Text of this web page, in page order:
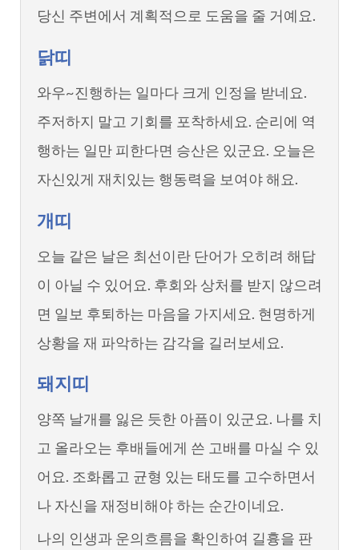
당신 주변에서 계획적으로 도움을 줄 거예요.
닭띠
와우~진행하는 일마다 크게 인정을 받네요.
주저하지 말고 기회를 포착하세요. 순리에 역
행하는 일만 피한다면 승산은 있군요. 오늘은
자신있게 재치있는 행동력을 보여야 해요.
개띠
오늘 같은 날은 최선이란 단어가 오히려 해답
이 아닐 수 있어요. 후회와 상처를 받지 않으려
면 일보 후퇴하는 마음을 가지세요. 현명하게
상황을 재 파악하는 감각을 길러보세요.
돼지띠
양쪽 날개를 잃은 듯한 아픔이 있군요. 나를 치
고 올라오는 후배들에게 쓴 고배를 마실 수 있
어요. 조화롭고 균형 있는 태도를 고수하면서
나 자신을 재정비해야 하는 순간이네요.
나의 인생과 운의흐름을 확인하여 길흉을 판